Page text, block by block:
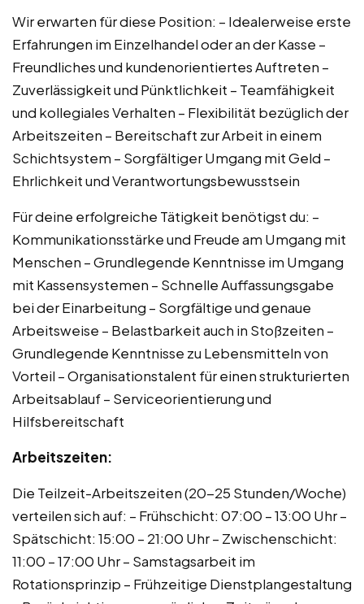
Wir erwarten für diese Position: – Idealerweise erste
Erfahrungen im Einzelhandel oder an der Kasse –
Freundliches und kundenorientiertes Auftreten –
Zuverlässigkeit und Pünktlichkeit – Teamfähigkeit
und kollegiales Verhalten – Flexibilität bezüglich der
Arbeitszeiten – Bereitschaft zur Arbeit in einem
Schichtsystem – Sorgfältiger Umgang mit Geld –
Ehrlichkeit und Verantwortungsbewusstsein
Für deine erfolgreiche Tätigkeit benötigst du: –
Kommunikationsstärke und Freude am Umgang mit
Menschen – Grundlegende Kenntnisse im Umgang
mit Kassensystemen – Schnelle Auffassungsgabe
bei der Einarbeitung – Sorgfältige und genaue
Arbeitsweise – Belastbarkeit auch in Stoßzeiten –
Grundlegende Kenntnisse zu Lebensmitteln von
Vorteil – Organisationstalent für einen strukturierten
Arbeitsablauf – Serviceorientierung und
Hilfsbereitschaft
Arbeitszeiten:
Die Teilzeit-Arbeitszeiten (20-25 Stunden/Woche)
verteilen sich auf: – Frühschicht: 07:00 – 13:00 Uhr –
Spätschicht: 15:00 – 21:00 Uhr – Zwischenschicht:
11:00 – 17:00 Uhr – Samstagsarbeit im
Rotationsprinzip – Frühzeitige Dienstplangestaltung